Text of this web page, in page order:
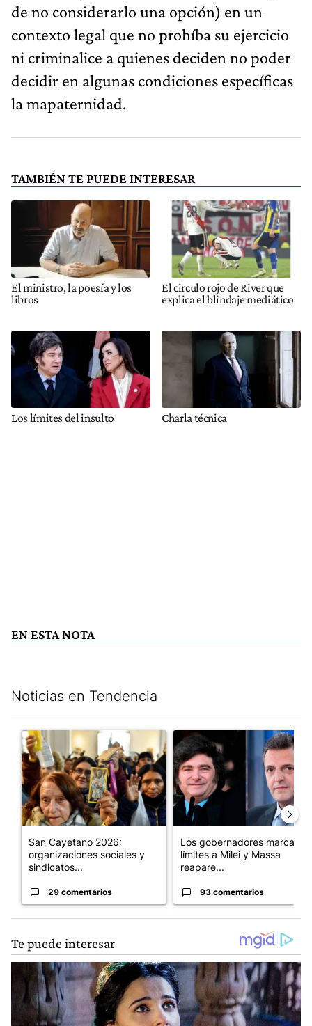
de no considerarlo una opción) en un
contexto legal que no prohíba su ejercicio
ni criminalice a quienes deciden no poder
decidir en algunas condiciones específicas
la mapaternidad.
TAMBIÉN TE PUEDE INTERESAR
El ministro, la poesía y los
libros
El circulo rojo de River que
explica el blindaje mediático
Los límites del insulto Charla técnica
EN ESTA NOTA
Noticias en Tendencia
Un artículo de tendencia con el título "San Cayetano 2026:
San Cayetano 2026:
organizaciones sociales y
sindicatos...
29 comentarios
Un artículo de tendencia
Los gobernadores marcan
límites a Milei y Massa
reapare...
93 comentarios